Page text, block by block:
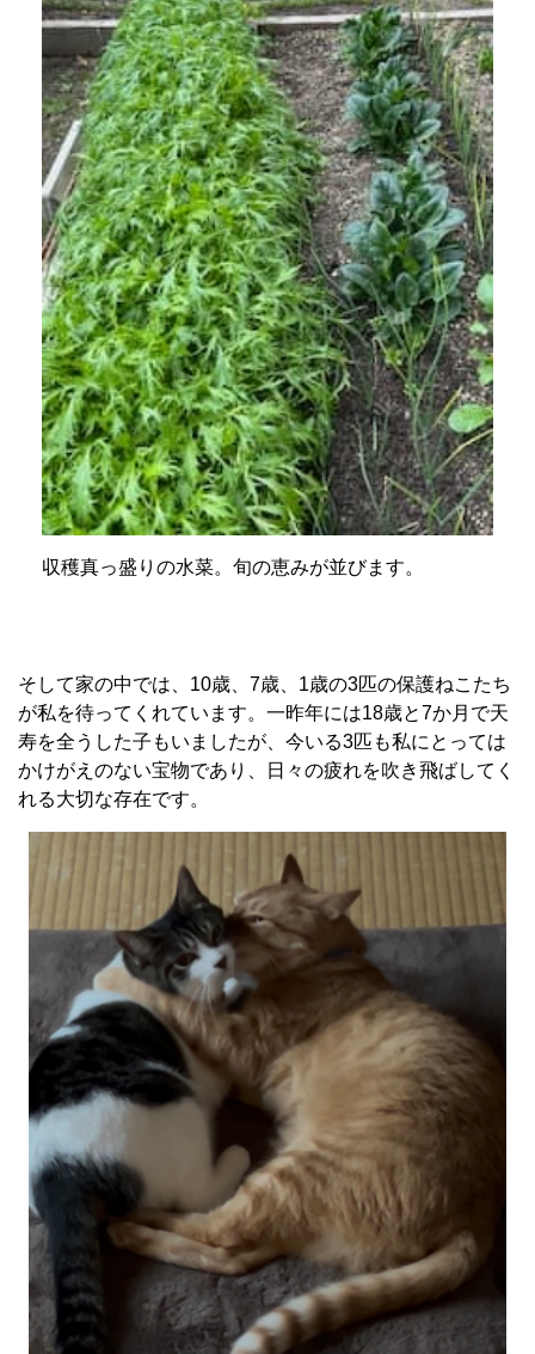
収穫真っ盛りの水菜。旬の恵みが並びます。
そして家の中では、10歳、7歳、1歳の3匹の保護ねこたち
が私を待ってくれています。一昨年には18歳と7か月で天
寿を全うした子もいましたが、今いる3匹も私にとっては
かけがえのない宝物であり、日々の疲れを吹き飛ばしてく
れる大切な存在です。